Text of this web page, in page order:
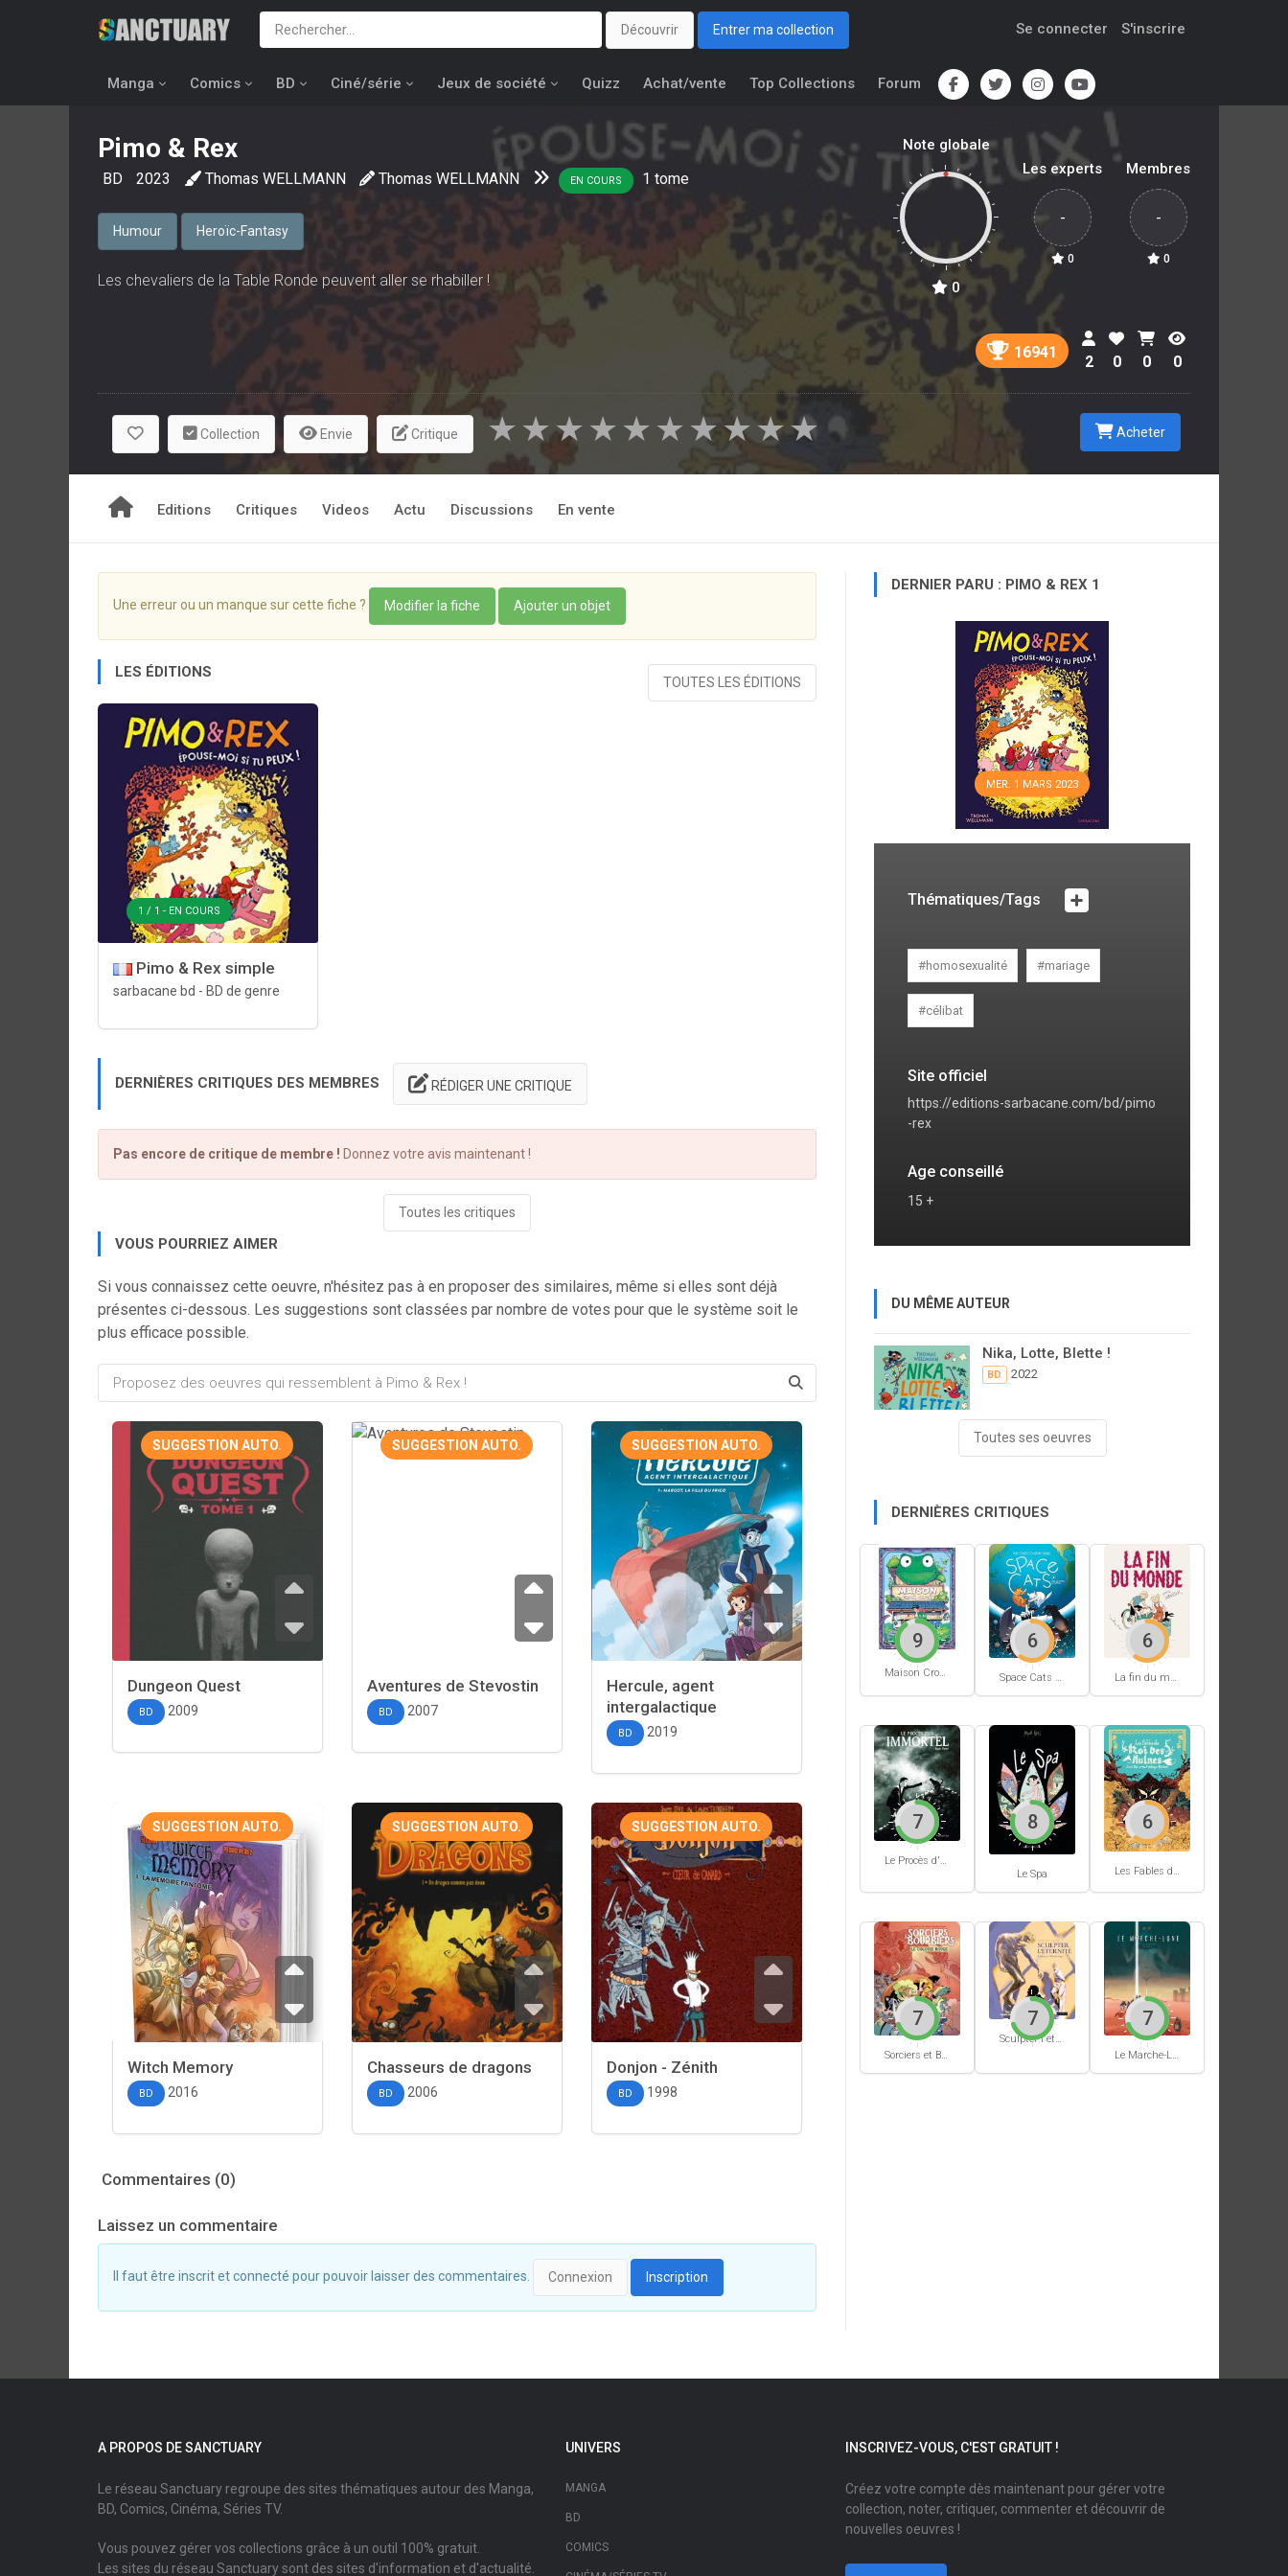
Découvrir Entrer ma collection Se connecter S'inscrire
Manga Comics BD Ciné/série Jeux de société Quizz Achat/vente Top Collections Forum
Pimo & Rex
BD 2023 Thomas WELLMANN Thomas WELLMANN EN COURS 1 tome
Humour Heroïc-Fantasy
Les chevaliers de la Table Ronde peuvent aller se rhabiller !
Note globale
0
Les experts
-
0
Membres
-
0
16941
2 0 0 0
Collection Envie Critique ★
★
★
★
★
★
★
★
★
★ Acheter
Editions Critiques Videos Actu Discussions En vente
Une erreur ou un manque sur cette fiche ? Modifier la fiche Ajouter un objet
LES ÉDITIONS
TOUTES LES ÉDITIONS
1 / 1 - EN COURS
Pimo & Rex simple
sarbacane bd - BD de genre
DERNIÈRES CRITIQUES DES MEMBRES RÉDIGER UNE CRITIQUE
Pas encore de critique de membre ! Donnez votre avis maintenant !
Toutes les critiques
VOUS POURRIEZ AIMER
Si vous connaissez cette oeuvre, n'hésitez pas à en proposer des similaires, même si elles sont déjà
présentes ci-dessous. Les suggestions sont classées par nombre de votes pour que le système soit le
plus efficace possible.
SUGGESTION AUTO.
Dungeon Quest
BD 2009
SUGGESTION AUTO.
Aventures de Stevostin
BD 2007
SUGGESTION AUTO.
Hercule, agent
intergalactique
BD 2019
SUGGESTION AUTO.
Witch Memory
BD 2016
SUGGESTION AUTO.
Chasseurs de dragons
BD 2006
SUGGESTION AUTO.
Donjon - Zénith
BD 1998
Commentaires (0)
Laissez un commentaire
Il faut être inscrit et connecté pour pouvoir laisser des commentaires. Connexion Inscription
DERNIER PARU : PIMO & REX 1
MER. 1 MARS 2023
Thématiques/Tags
#homosexualité #mariage
#célibat
Site officiel
https://editions-sarbacane.com/bd/pimo
-rex
Age conseillé
15 +
DU MÊME AUTEUR
Nika, Lotte, Blette !
BD 2022
Toutes ses oeuvres
DERNIÈRES CRITIQUES
Maison Croâ Croâ
9
Space Cats #1
6
La fin du monde (Stanislas)
6
Le Procès d'un immortel
7
Le Spa
8
Les Fables du Roi des Aulnes
6
Sorciers et Bourbiers #1
7
Sculpter l'éternité
7
Le Marche-Lune
7
A PROPOS DE SANCTUARY
Le réseau Sanctuary regroupe des sites thématiques autour des Manga,
BD, Comics, Cinéma, Séries TV.
Vous pouvez gérer vos collections grâce à un outil 100% gratuit.
Les sites du réseau Sanctuary sont des sites d'information et d'actualité.
UNIVERS
MANGA
BD
COMICS
INSCRIVEZ-VOUS, C'EST GRATUIT !
Créez votre compte dès maintenant pour gérer votre
collection, noter, critiquer, commenter et découvrir de
nouvelles oeuvres !